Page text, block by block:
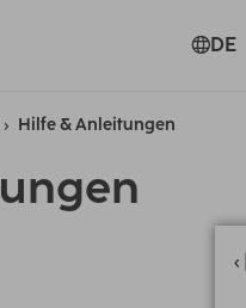
DE
Hilfe & Anleitungen